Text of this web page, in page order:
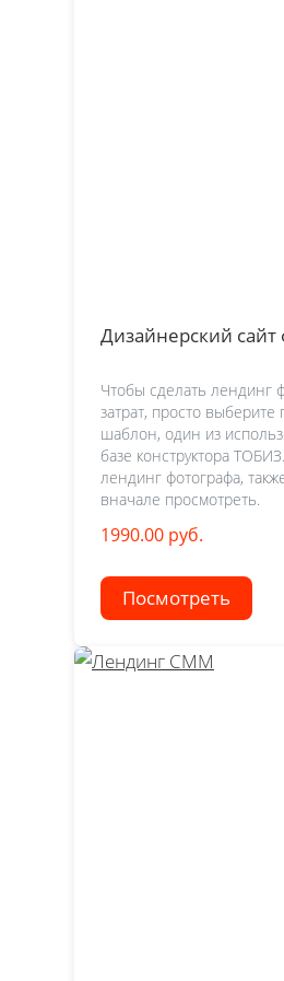
Дизайнерский сайт
Чтобы сделать лендинг
затрат, просто
шаблон, один из
базе конструктора
лендинг фотографа,
вначале просмотреть.
1990.00 руб.
Посмотреть